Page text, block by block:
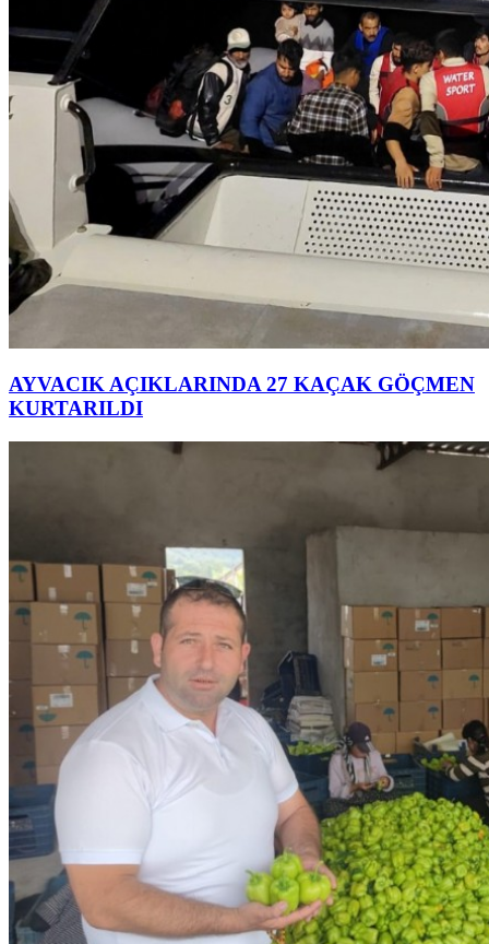
AYVACIK AÇIKLARINDA 27 KAÇAK GÖÇMEN
KURTARILDI